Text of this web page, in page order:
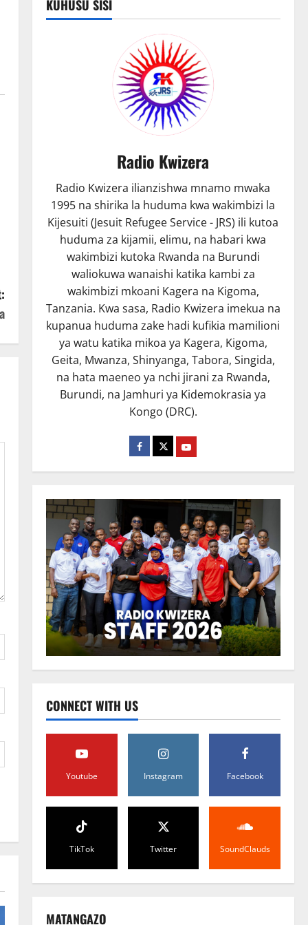
KUHUSU SISI
Radio Kwizera
Radio Kwizera ilianzishwa mnamo mwaka
1995 na shirika la huduma kwa wakimbizi la
Kijesuiti (Jesuit Refugee Service - JRS) ili kutoa
huduma za kijamii, elimu, na habari kwa
wakimbizi kutoka Rwanda na Burundi
waliokuwa wanaishi katika kambi za
wakimbizi mkoani Kagera na Kigoma,
Tanzania. Kwa sasa, Radio Kwizera imekua na
kupanua huduma zake hadi kufikia mamilioni
ya watu katika mikoa ya Kagera, Kigoma,
Geita, Mwanza, Shinyanga, Tabora, Singida,
na hata maeneo ya nchi jirani za Rwanda,
Burundi, na Jamhuri ya Kidemokrasia ya
Kongo (DRC).
CONNECT WITH US
Youtube Instagram Facebook
TikTok Twitter SoundClauds
MATANGAZO